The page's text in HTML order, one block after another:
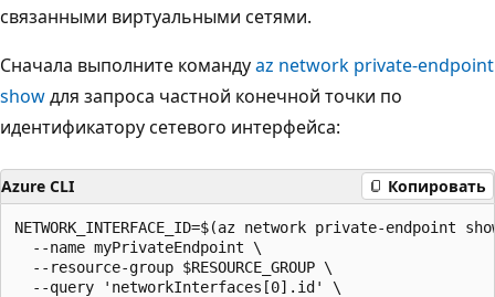
связанными виртуальными сетями.
Сначала выполните командуaz network private-endpoint
showдля запроса частной конечной точки по
идентификатору сетевого интерфейса:
Azure CLI Копировать
NETWORK_INTERFACE_ID=$(az network private-endpoint
  --name myPrivateEndpoint \
  --resource-group $RESOURCE_GROUP \
  --query 'networkInterfaces[0].id' \